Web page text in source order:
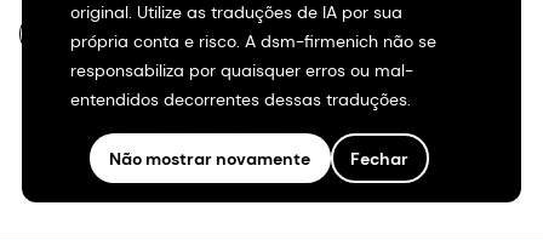
original. Utilize as traduções de IA por sua
própria conta e risco. A dsm-firmenich não se
responsabiliza por quaisquer erros ou mal-
entendidos decorrentes dessas traduções.
Não mostrar novamente Fechar
PT-BR